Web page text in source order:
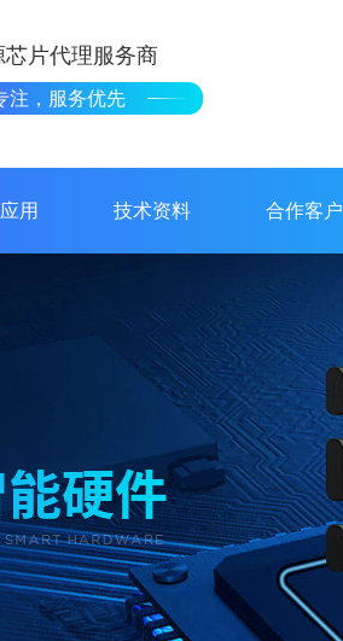
芯片代理服务商
注，服务优先
用 技术资料 合作客户